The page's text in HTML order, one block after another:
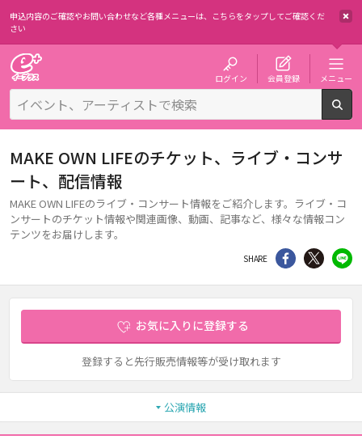
申込内容のご確認やお問い合わせなど各種メニューは、 こちらをタップしてご確認くだ
さい
ログイン 会員登録 メニュー
MAKE OWN LIFEのチケット、ライブ・コンサ
ート、配信情報
MAKE OWN LIFEのライブ・コンサート情報をご紹介します。ライブ・コ
ンサートのチケット情報や関連画像、動画、記事など、様々な情報コン
テンツをお届けします。
SHARE シェア Twitter
お気に入りに登録する
登録すると先行販売情報等が受け取れます
公演情報